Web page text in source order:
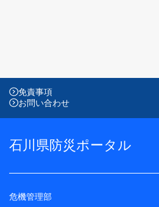
免責事項
お問い合わせ
石川県防災ポータル
危機管理部